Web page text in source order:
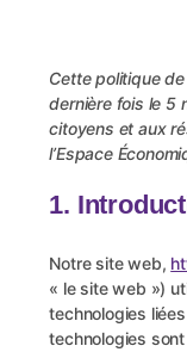
Cette politique
dernière fois le 5
citoyens et aux
l’Espace
1.
Notre site web,
« le site web »)
technologies
technologies